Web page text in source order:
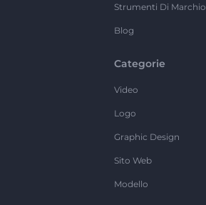
Strumenti Di Marchio
Blog
Categorie
Video
Logo
Graphic Design
Sito Web
Modello